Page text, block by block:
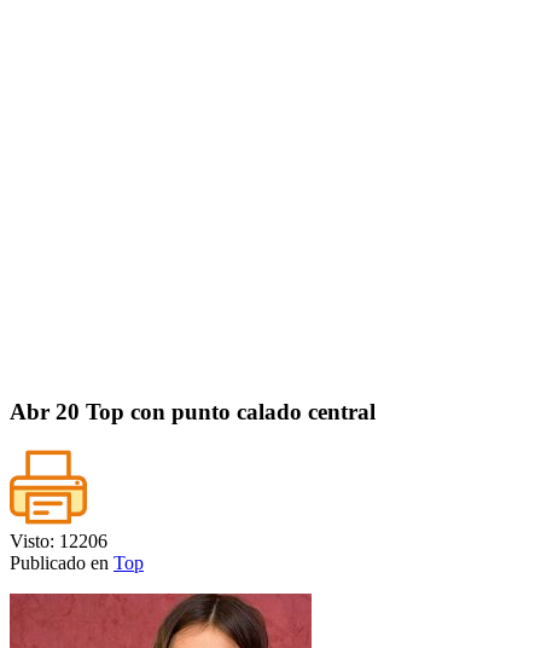
Abr 20 Top con punto calado central
Visto: 12206
Publicado en Top